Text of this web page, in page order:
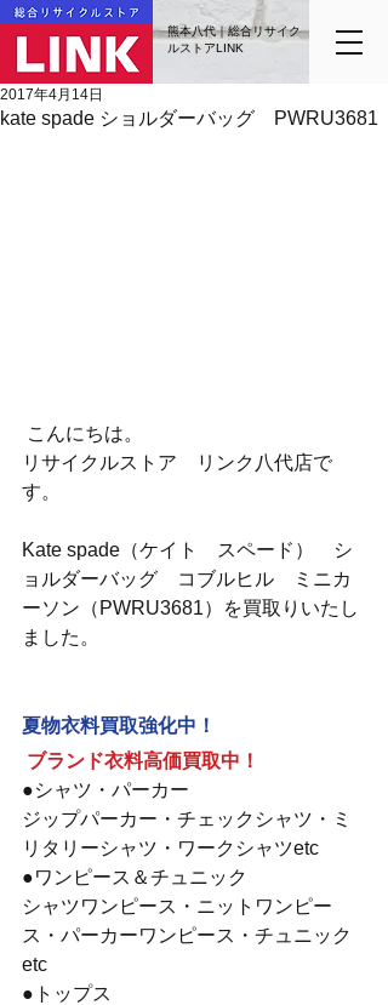
熊本八代｜総合リサイク
ルストアLINK
kate spade ショルダーバッグ PWRU3681
2017年4月14日
こんにちは。
リサイクルストア　リンク八代店で
す。
Kate spade（ケイト　スペード）　シ
ョルダーバッグ　コブルヒル　ミニカ
ーソン（PWRU3681）を買取りいたし
ました。
夏物衣料買取強化中！
ブランド衣料高価買取中！
●シャツ・パーカー
ジップパーカー・チェックシャツ・ミ
リタリーシャツ・ワークシャツetc
●ワンピース＆チュニック
シャツワンピース・ニットワンピー
ス・パーカーワンピース・チュニック
etc
●トップス